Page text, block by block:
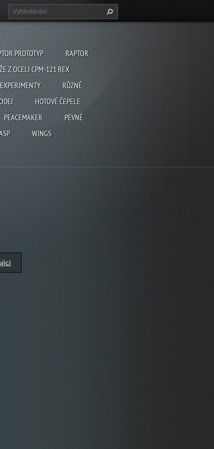
PROTOTYP
RAPTOR
Z OCELI CPM-121 REX
EXPERIMENTY
RŮZNÉ
HOTOVÉ ČEPELE
PEACEMAKER
PEVNÉ
WINGS